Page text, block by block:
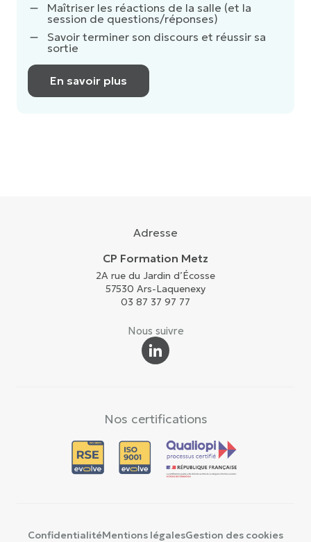
Maîtriser les réactions de la salle (et la
session de questions/réponses)
Savoir terminer son discours et réussir sa
sortie
En savoir plus
Nos certifications
Adresse
CP Formation Metz
2A rue du Jardin d’Écosse
57530 Ars-Laquenexy
03 87 37 97 77
Nous suivre
ConfidentialitéMentions légalesGestion des cookies